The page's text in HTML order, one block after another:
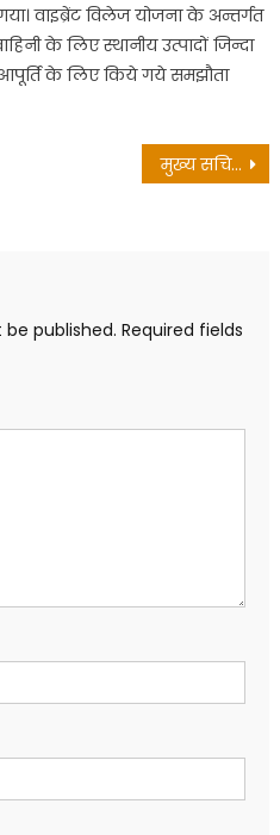
वाइब्रेंट विलेज योजना के अन्तर्गत
के लिए स्थानीय उत्पादों जिन्दा
के लिए किये गये समझौता
मुख्य सचिव ने दी गणतंत्र दिवस की शुभकामनाएं
published. Required fields